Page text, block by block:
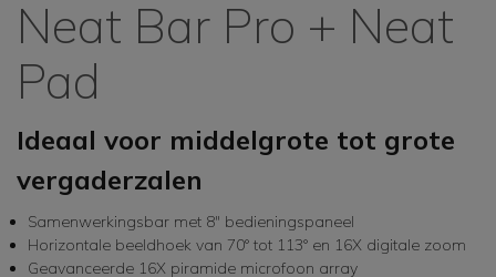
Neat Bar Pro + Neat
Pad
Ideaal voor middelgrote tot grote
vergaderzalen
Samenwerkingsbar met 8" bedieningspaneel
Horizontale beeldhoek van 70° tot 113° en 16X digitale zoom
Geavanceerde 16X piramide microfoon array